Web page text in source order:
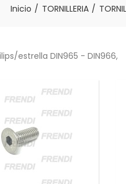
Inicio TORNILLERIA
estrella DIN965 - DIN966,